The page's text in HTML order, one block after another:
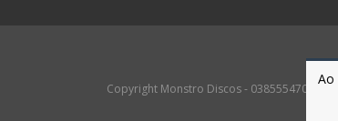
Ao
Copyright Monstro Discos -